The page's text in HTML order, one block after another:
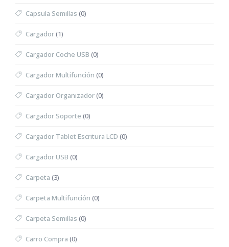
Capsula Semillas (0)
Cargador(1)
Cargador Coche USB (0)
Cargador Multifunción (0)
Cargador Organizador(0)
Cargador Soporte (0)
Cargador Tablet Escritura LCD (0)
Cargador USB (0)
Carpeta (3)
Carpeta Multifunción (0)
Carpeta Semillas (0)
Carro Compra (0)